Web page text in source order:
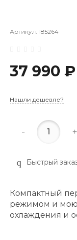
Артикул: 185264
37 990 ₽
Нашли дешевле?
- +
Быстрый
Компактный
режимом и
охлаждения и